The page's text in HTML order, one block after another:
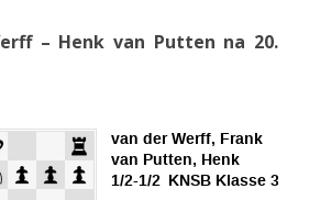
– Henk van Putten na 20.